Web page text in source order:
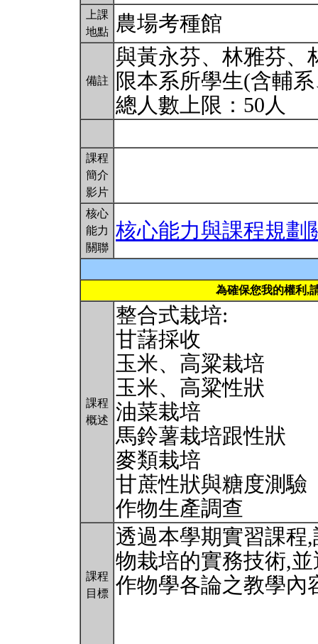
上課
地點
農場考種館
備註
與黃永芬、林雅芬、
限本系所學生(含輔
總人數上限：50人
課程
簡介
影片
核心
能力
關聯
核心能力與課程規劃
為確保您我的權利,
課程
概述
整合式栽培:
甘藷採收
玉米、高粱栽培
玉米、高粱性狀
油菜栽培
馬鈴薯栽培跟性狀
麥類栽培
甘蔗性狀與糖度測驗
作物生產調查
課程
目標
透過本學期實習課程
物栽培的實務技術,
作物學各論之教學內